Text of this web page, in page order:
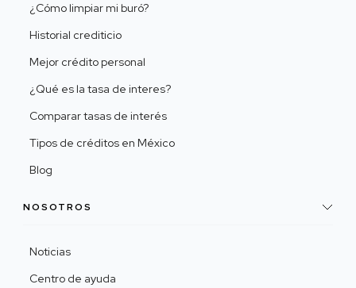
¿Cómo limpiar mi buró?
Historial crediticio
Mejor crédito personal
¿Qué es la tasa de interes?
Comparar tasas de interés
Tipos de créditos en México
Blog
NOSOTROS
Noticias
Centro de ayuda